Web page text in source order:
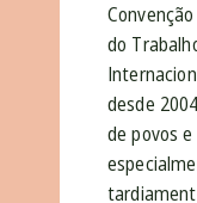
do
desde
de povos